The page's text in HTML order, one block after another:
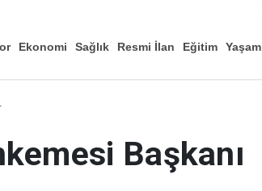
Ekonomi Sağlık Resmi İlan Eğitim
Yaşam
Başkanı